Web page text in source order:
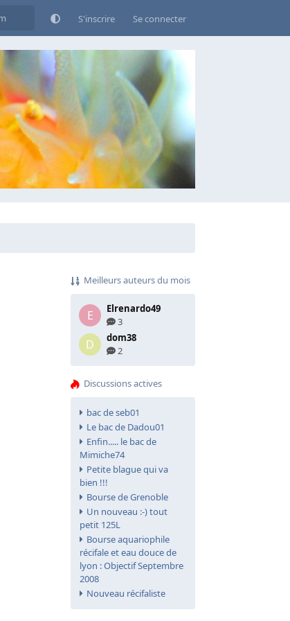
S'inscrire Se connecter
Meilleurs auteurs du mois
E
Elrenardo49
3
D
dom38
2
Discussions actives
bac de seb01
Le bac de Dadou01
Enfin..... le bac de
Mimiche74
Petite blague qui va
bien !!!
Bourse de Grenoble
Un nouveau :-) tout
petit 125L
Bourse aquariophile
récifale et eau douce de
lyon : Objectif Septembre
2008
Nouveau récifaliste